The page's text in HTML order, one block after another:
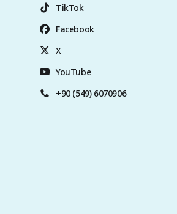
TikTok
Facebook
X
YouTube
+90 (549) 6070906